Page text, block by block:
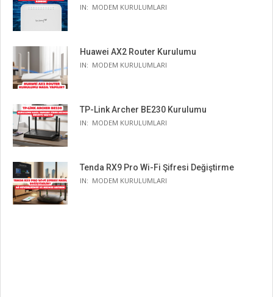
IN: MODEM KURULUMLARI
Huawei AX2 Router Kurulumu
IN: MODEM KURULUMLARI
TP-Link Archer BE230 Kurulumu
IN: MODEM KURULUMLARI
Tenda RX9 Pro Wi-Fi Şifresi Değiştirme
IN: MODEM KURULUMLARI